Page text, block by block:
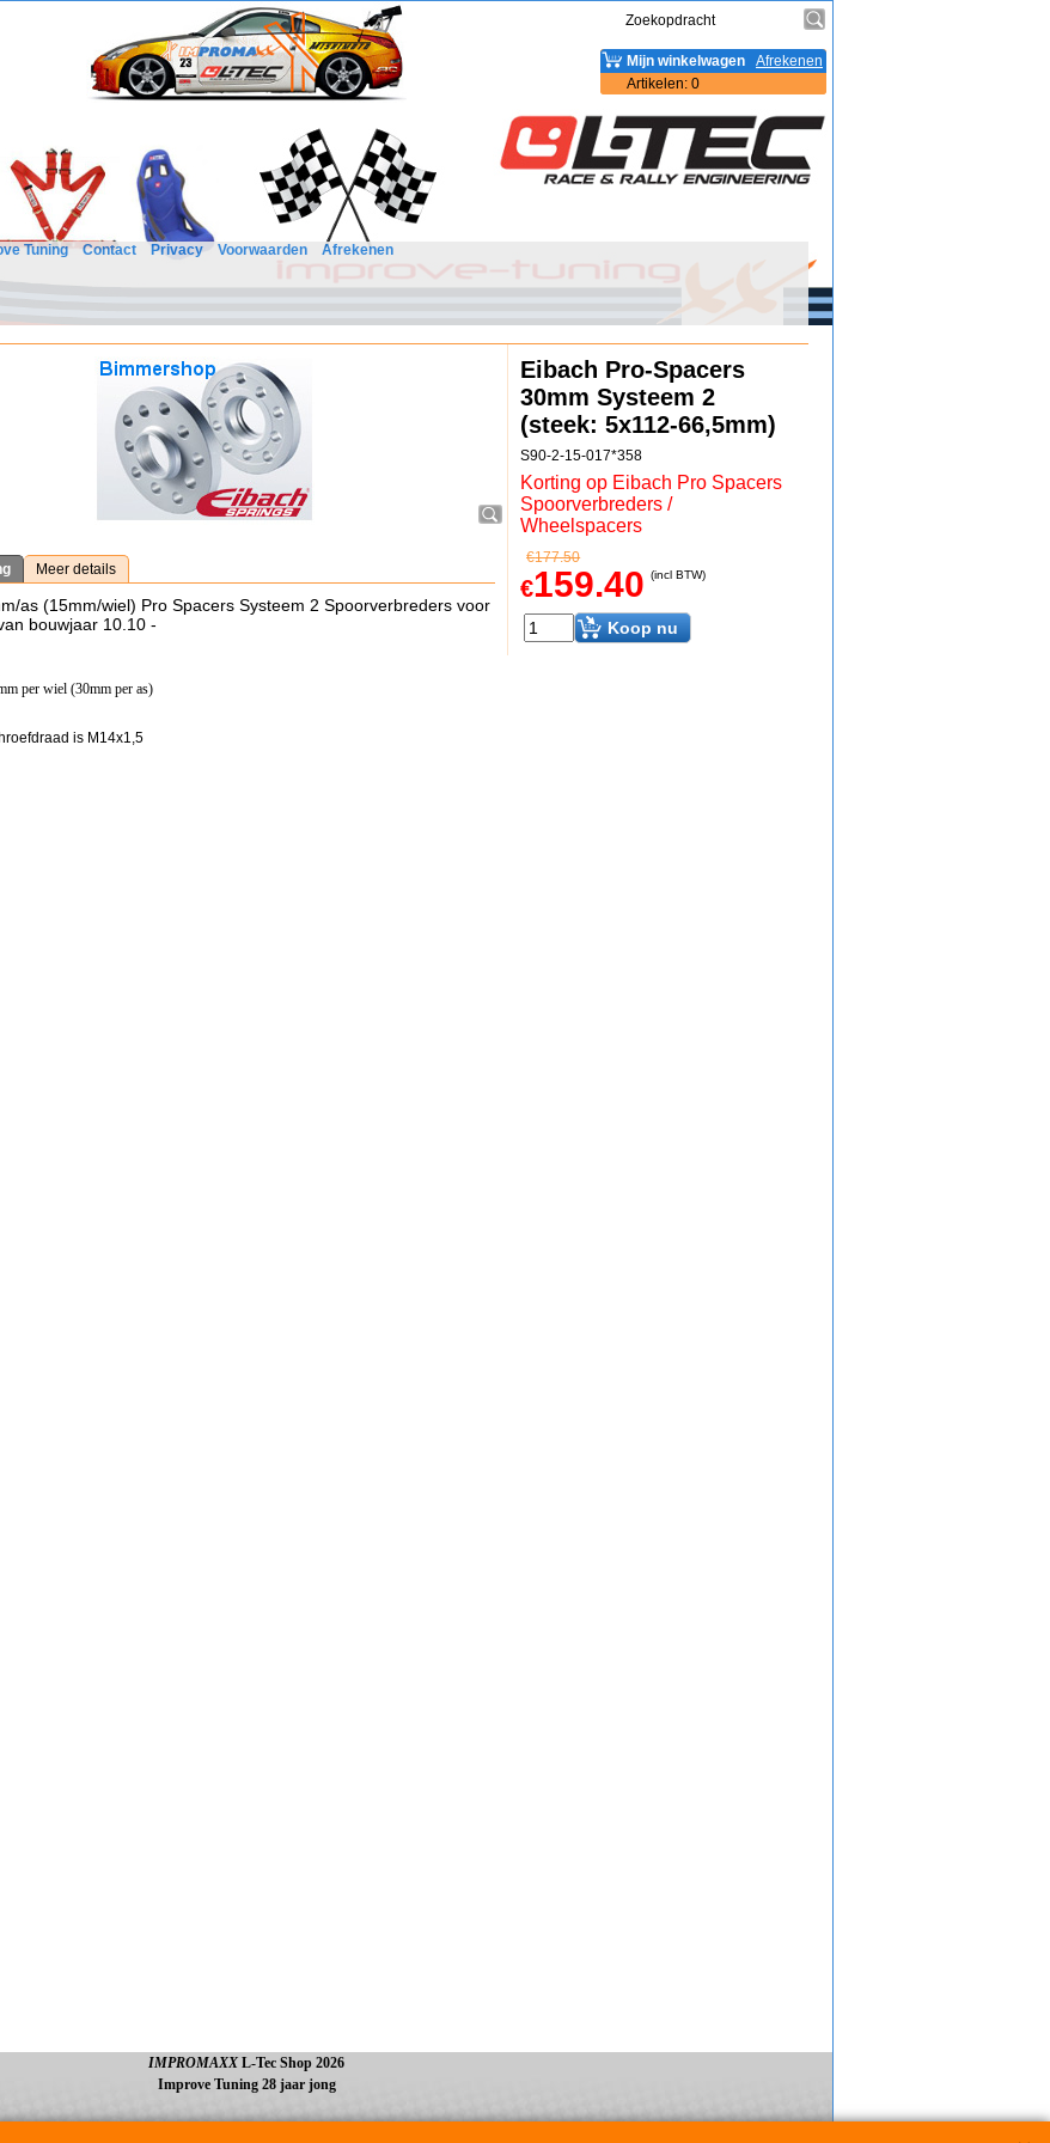
Afrekenen
Mijn winkelwagen
Artikelen: 0
Tuning Contact Privacy Voorwaarden Afrekenen
Eibach Pro-Spacers
30mm Systeem 2
(steek: 5x112-66,5mm)
S90-2-15-017*358
Korting op Eibach Pro Spacers
Spoorverbreders /
Wheelspacers
€177.50
€159.40 (incl BTW)
Koop nu
Meer details
as (15mm/wiel) Pro Spacers Systeem 2 Spoorverbreders voor
bouwjaar 10.10 -
per wiel (30mm per as)
is M14x1,5
IMPROMAXX L-Tec Shop 2026
Improve Tuning 28 jaar jong